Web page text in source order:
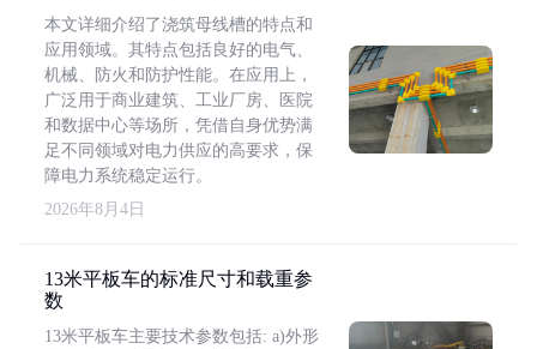
本文详细介绍了浇筑母线槽的特点和
应用领域。其特点包括良好的电气、
机械、防火和防护性能。在应用上，
广泛用于商业建筑、工业厂房、医院
和数据中心等场所，凭借自身优势满
足不同领域对电力供应的高要求，保
障电力系统稳定运行。
2026年8月4日
13米平板车的标准尺寸和载重参
数
13米平板车主要技术参数包括: a)外形